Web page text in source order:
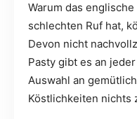
Warum das
schlechten Ruf hat,
Devon nicht
Pasty gibt es an
Auswahl an
Köstlichkeiten nichts